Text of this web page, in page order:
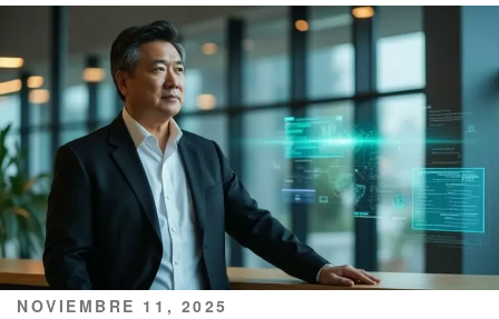
PUBLICADO
NOVIEMBRE 11, 2025